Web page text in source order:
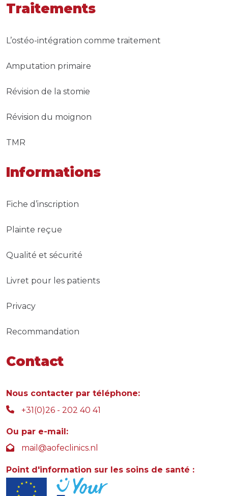
Traitements
L’ostéo-intégration comme traitement
Amputation primaire
Révision de la stomie
Révision du moignon
TMR
Informations
Fiche d’inscription
Plainte reçue
Qualité et sécurité
Livret pour les patients
Privacy
Recommandation
Contact
Nous contacter par téléphone:
+31(0)26 - 202 40 41
Ou par e-mail:
mail@aofeclinics.nl
Point d'information sur les soins de santé :